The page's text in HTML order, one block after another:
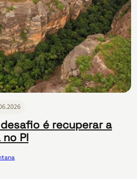
é recuperar a
no PI